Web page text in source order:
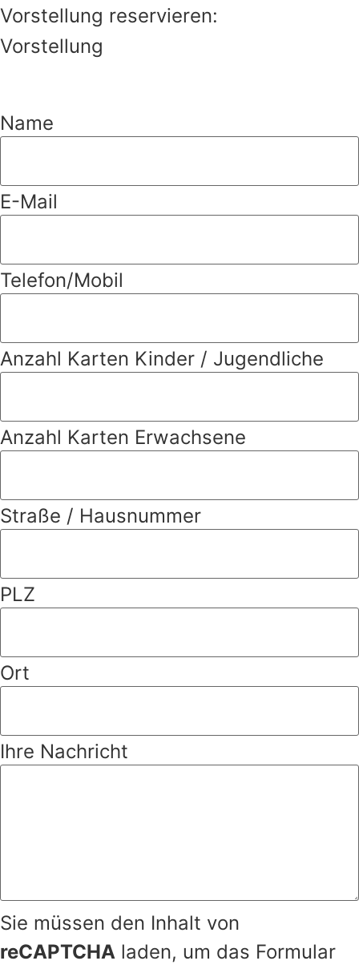
Vorstellung reservieren:
Vorstellung
Name
E-Mail
Telefon/Mobil
Anzahl Karten Kinder / Jugendliche
Anzahl Karten Erwachsene
Straße / Hausnummer
PLZ
Ort
Ihre Nachricht
Sie müssen den Inhalt von
reCAPTCHA laden, um das Formular